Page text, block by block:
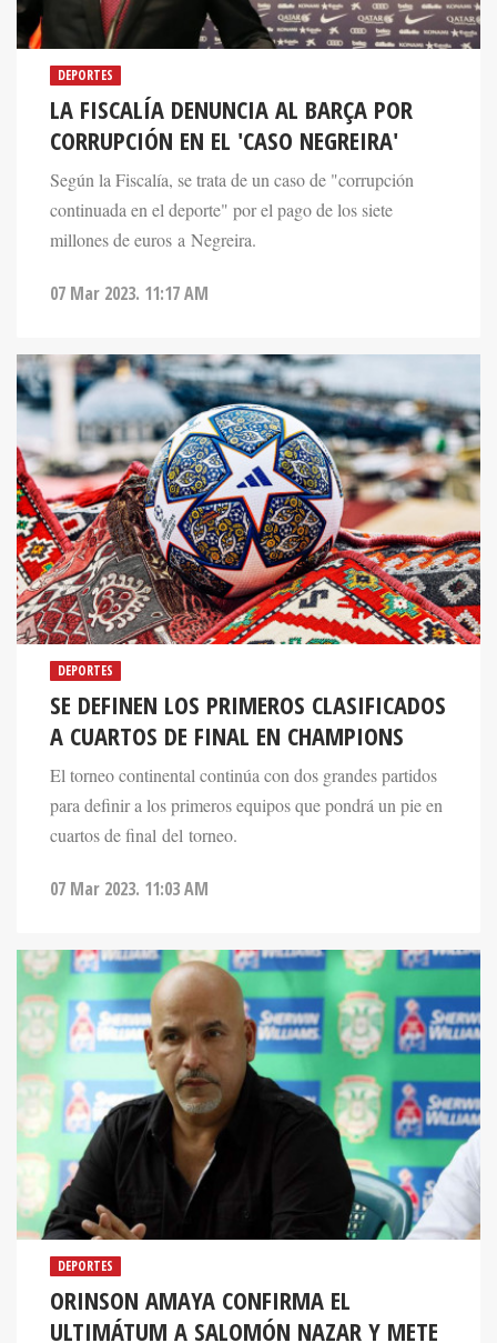
DEPORTES
LA FISCALÍA DENUNCIA AL BARÇA POR
CORRUPCIÓN EN EL 'CASO NEGREIRA'
Según la Fiscalía, se trata de un caso de "corrupción
continuada en el deporte" por el pago de los siete
millones de euros a Negreira.
07 Mar 2023. 11:17 AM
DEPORTES
SE DEFINEN LOS PRIMEROS CLASIFICADOS
A CUARTOS DE FINAL EN CHAMPIONS
El torneo continental continúa con dos grandes partidos
para definir a los primeros equipos que pondrá un pie en
cuartos de final del torneo.
07 Mar 2023. 11:03 AM
DEPORTES
ORINSON AMAYA CONFIRMA EL
ULTIMÁTUM A SALOMÓN NAZAR Y METE